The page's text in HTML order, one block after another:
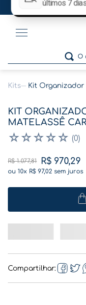
Ganhe 5%
O que procura
1º
2
º
Kits
KIT
MATELASSÊ
☆☆☆☆☆ (0)
R$ 1.077,81 R$ 970,29
ou 10x R$ 97,02 sem juros
Compartilhar